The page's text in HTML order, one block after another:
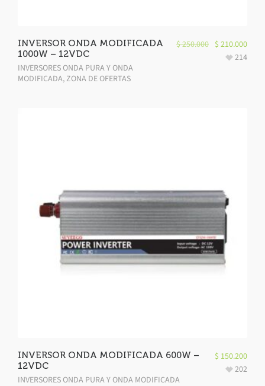
INVERSOR ONDA MODIFICADA
1000W – 12VDC
INVERSORES ONDA PURA Y ONDA
MODIFICADA,ZONA DE OFERTAS
$250.000 $ 210.000
214
INVERSOR ONDA MODIFICADA 600W –
12VDC
INVERSORES ONDA PURA Y ONDA MODIFICADA
$ 150.200
202